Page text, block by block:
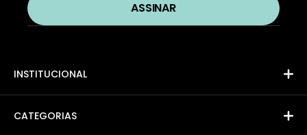
INSTITUCIONAL
CATEGORIAS